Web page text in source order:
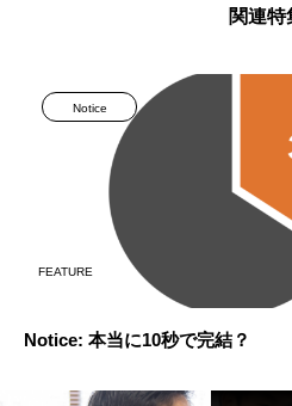
関連特
Notice
FEATURE
Notice: 本当に10秒で完結？